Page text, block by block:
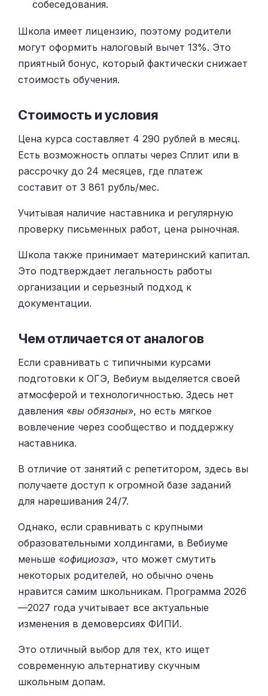
собеседования.
Школа имеет лицензию, поэтому родители
могут оформить налоговый вычет 13%. Это
приятный бонус, который фактически снижает
стоимость обучения.
Стоимость и условия
Цена курса составляет 4 290 рублей в месяц.
Есть возможность оплаты через Сплит или в
рассрочку до 24 месяцев, где платеж
составит от 3 861 рубль/мес.
Учитывая наличие наставника и регулярную
проверку письменных работ, цена рыночная.
Школа также принимает материнский капитал.
Это подтверждает легальность работы
организации и серьезный подход к
документации.
Чем отличается от аналогов
Если сравнивать с типичными курсами
подготовки к ОГЭ, Вебиум выделяется своей
атмосферой и технологичностью. Здесь нет
давления «вы обязаны», но есть мягкое
вовлечение через сообщество и поддержку
наставника.
В отличие от занятий с репетитором, здесь вы
получаете доступ к огромной базе заданий
для нарешивания 24/7.
Однако, если сравнивать с крупными
образовательными холдингами, в Вебиуме
меньше «официоза», что может смутить
некоторых родителей, но обычно очень
нравится самим школьникам. Программа 2026
—2027 года учитывает все актуальные
изменения в демоверсиях ФИПИ.
Это отличный выбор для тех, кто ищет
современную альтернативу скучным
школьным допам.